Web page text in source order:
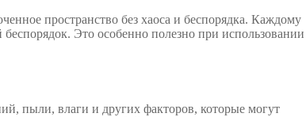
пространство без хаоса и беспорядка. Каждому
Это особенно полезно при использовании
пыли, влаги и других факторов, которые могут